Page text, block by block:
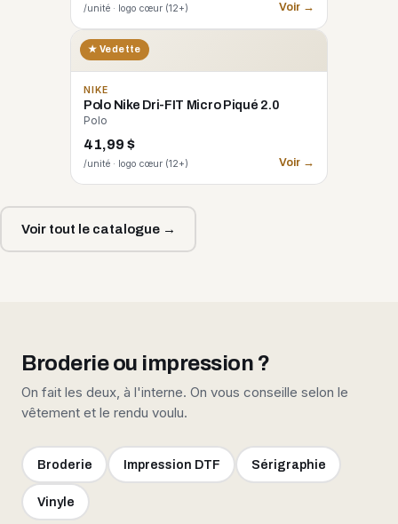
/unité · logo cœur (12+) Voir →
★ Vedette
NIKE
Polo Nike Dri-FIT Micro Piqué 2.0
Polo
41,99 $
/unité · logo cœur (12+) Voir →
Voir tout le catalogue →
Broderie ou impression ?
On fait les deux, à l'interne. On vous conseille selon le
vêtement et le rendu voulu.
Broderie Impression DTF Sérigraphie
Vinyle